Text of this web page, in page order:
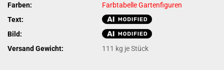
Farben:
Farbtabelle Gartenfiguren
Text:
Bild:
Versand Gewicht:
111 kg je Stück